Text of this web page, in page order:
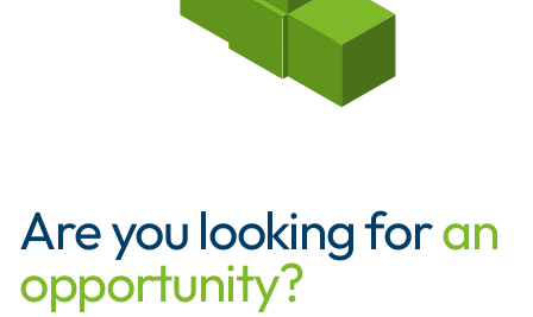
Are you looking foran
opportunity?